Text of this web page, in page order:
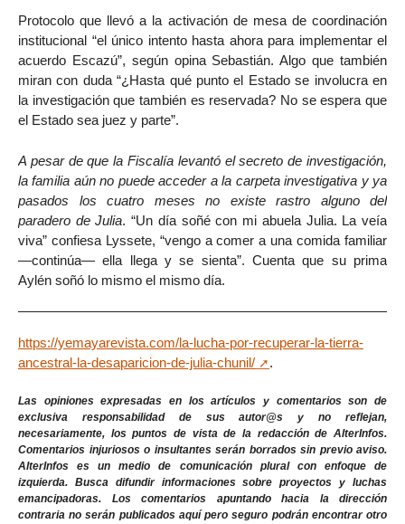
Protocolo que llevó a la activación de mesa de coordinación
institucional “el único intento hasta ahora para implementar el
acuerdo Escazú”, según opina Sebastián. Algo que también
miran con duda “¿Hasta qué punto el Estado se involucra en
la investigación que también es reservada? No se espera que
el Estado sea juez y parte”.
A pesar de que la Fiscalía levantó el secreto de investigación,
la familia aún no puede acceder a la carpeta investigativa y ya
pasados los cuatro meses no existe rastro alguno del
paradero de Julia. “Un día soñé con mi abuela Julia. La veía
viva” confiesa Lyssete, “vengo a comer a una comida familiar
—continúa— ella llega y se sienta”. Cuenta que su prima
Aylén soñó lo mismo el mismo día.
https://yemayarevista.com/la-lucha-por-recuperar-la-tierra-
ancestral-la-desaparicion-de-julia-chunil/
.
Las opiniones expresadas en los artículos y comentarios son de
exclusiva responsabilidad de sus autor@s y no reflejan,
necesariamente, los puntos de vista de la redacción de AlterInfos.
Comentarios injuriosos o insultantes serán borrados sin previo aviso.
AlterInfos es un medio de comunicación plural con enfoque de
izquierda. Busca difundir informaciones sobre proyectos y luchas
emancipadoras. Los comentarios apuntando hacia la dirección
contraria no serán publicados aquí pero seguro podrán encontrar otro